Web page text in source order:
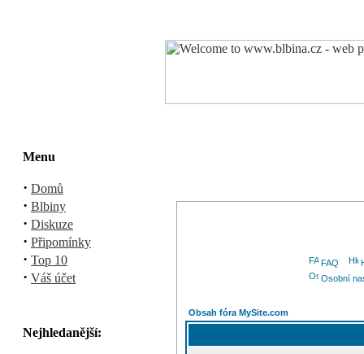
Menu
· Domů
· Blbiny
· Diskuze
· Připomínky
· Top 10
· Váš účet
Nejhledanější:
FAQ
Osobní
Obsah fóra MySite.com